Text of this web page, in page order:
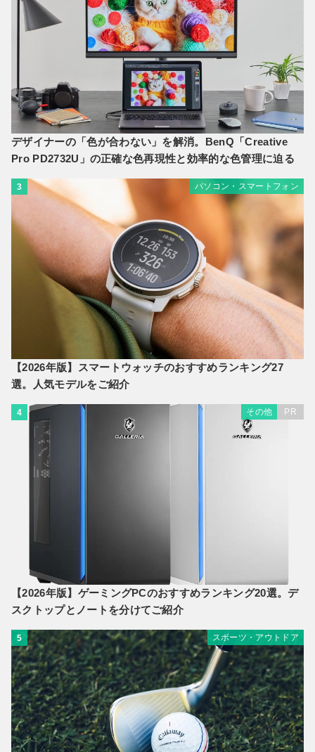
デザイナーの「色が合わない」を解消。BenQ「Creative
Pro PD2732U」の正確な色再現性と効率的な色管理に迫る
3 パソコン・スマートフォン
【2026年版】スマートウォッチのおすすめランキング27
選。人気モデルをご紹介
4 その他 PR
【2026年版】ゲーミングPCのおすすめランキング20選。デ
スクトップとノートを分けてご紹介
5 スポーツ・アウトドア